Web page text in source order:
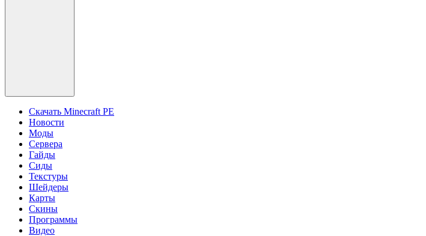
Скачать Minecraft PE
Новости
Моды
Сервера
Гайды
Сиды
Текстуры
Шейдеры
Карты
Скины
Программы
Видео